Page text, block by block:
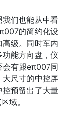
我们也能从中看
的简约化设
级。同时车内
能方向盘，仪
会有跟eπ007同
大尺寸的中控屏
控预留出了大量
域。